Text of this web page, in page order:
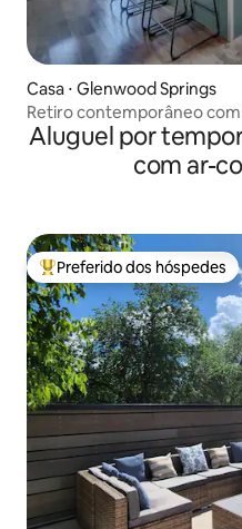
Casa ⋅ Glenwood Springs
Retiro contemporâneo
Roaring Fork
Aluguel por
com ar-
Entre os melhores
Preferido dos hóspedes